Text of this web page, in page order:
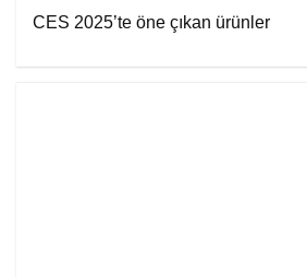
CES 2025’te öne çıkan ürünler